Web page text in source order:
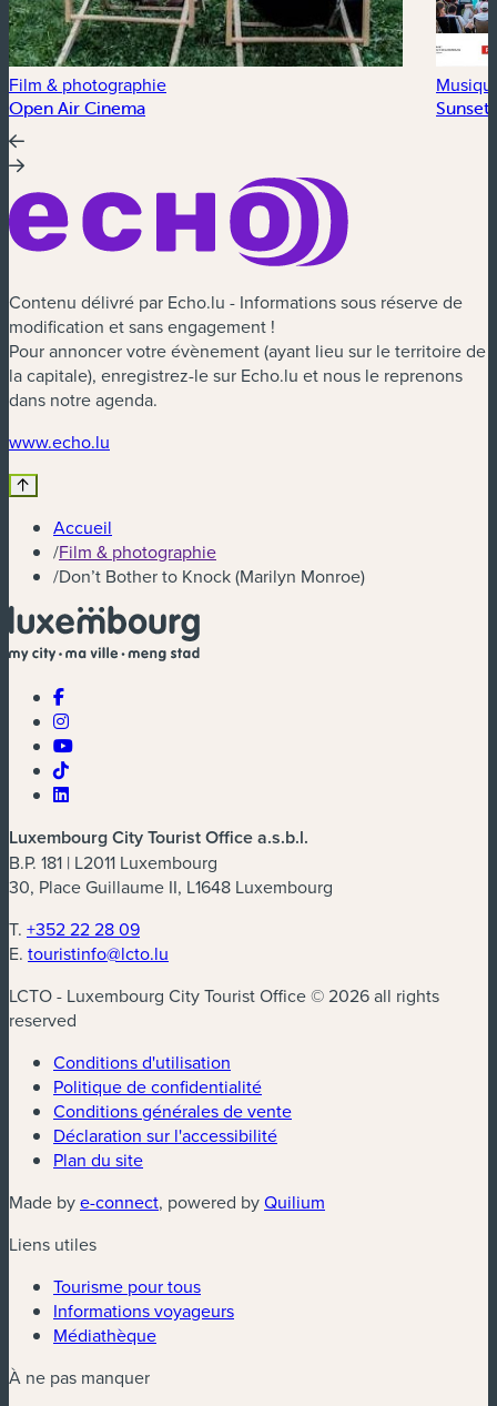
Film & photographie
Open Air Cinema Sunset
Contenu délivré par Echo.lu - Informations sous réserve de
modification et sans engagement !
Pour annoncer votre évènement (ayant lieu sur le territoire de
la capitale), enregistrez-le sur Echo.lu et nous le reprenons
dans notre agenda.
www.echo.lu
Accueil
/Film & photographie
/Don’t Bother to Knock (Marilyn Monroe)
Luxembourg City Tourist Office a.s.b.l.
B.P. 181 | L2011 Luxembourg
30, Place Guillaume II, L1648 Luxembourg
T. +352 22 28 09
E. touristinfo@lcto.lu
LCTO - Luxembourg City Tourist Office © 2026 all rights
reserved
Conditions d'utilisation
Politique de confidentialité
Conditions générales de vente
Déclaration sur l'accessibilité
Plan du site
Made bye-connect(nouvelle fenêtre)
, powered byQuilium
Liens utiles
Tourisme pour tous
Informations voyageurs
Médiathèque
À ne pas manquer